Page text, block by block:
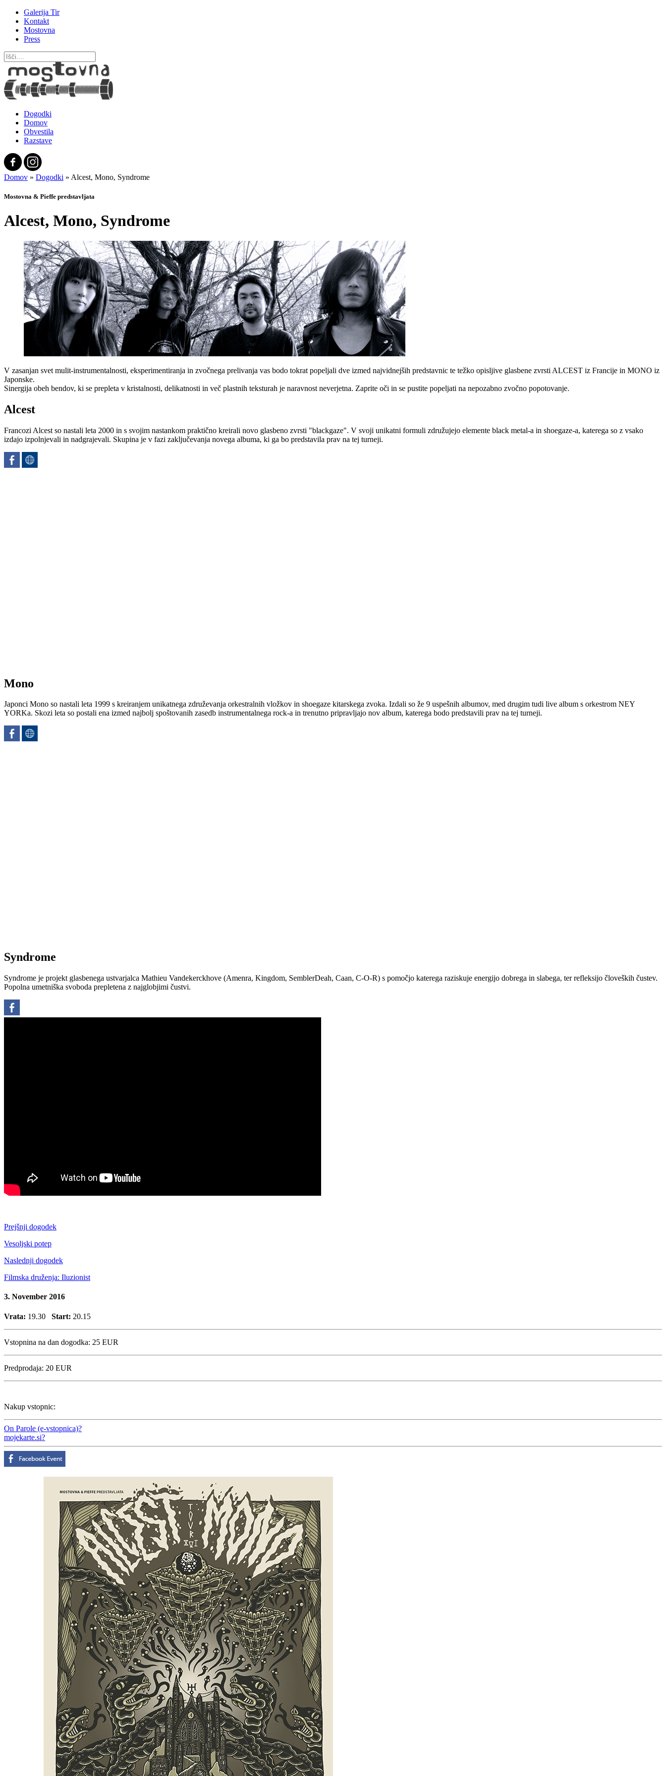
Galerija Tir
Kontakt
Mostovna
Press
Dogodki
Domov
Obvestila
Razstave
Domov » Dogodki » Alcest, Mono, Syndrome
Mostovna & Pieffe predstavljata
Alcest, Mono, Syndrome
V zasanjan svet mulit-instrumentalnosti, eksperimentiranja in zvočnega prelivanja vas bodo tokrat popeljali dve izmed najvidnejših predstavnic te težko opisljive glasbene zvrsti ALCEST iz Francije in MONO iz
Japonske.
Sinergija obeh bendov, ki se prepleta v kristalnosti, delikatnosti in več plastnih teksturah je naravnost neverjetna. Zaprite oči in se pustite popeljati na nepozabno zvočno popotovanje.
Alcest
Francozi Alcest so nastali leta 2000 in s svojim nastankom praktično kreirali novo glasbeno zvrsti "blackgaze". V svoji unikatni formuli združujejo elemente black metal-a in shoegaze-a, katerega so z vsako
izdajo izpolnjevali in nadgrajevali. Skupina je v fazi zaključevanja novega albuma, ki ga bo predstavila prav na tej turneji.
Mono
Japonci Mono so nastali leta 1999 s kreiranjem unikatnega združevanja orkestralnih vložkov in shoegaze kitarskega zvoka. Izdali so že 9 uspešnih albumov, med drugim tudi live album s orkestrom NEY
YORKa. Skozi leta so postali ena izmed najbolj spoštovanih zasedb instrumentalnega rock-a in trenutno pripravljajo nov album, katerega bodo predstavili prav na tej turneji.
Syndrome
Syndrome je projekt glasbenega ustvarjalca Mathieu Vandekerckhove (Amenra, Kingdom, SemblerDeah, Caan, C-O-R) s pomočjo katerega raziskuje energijo dobrega in slabega, ter refleksijo človeških čustev.
Popolna umetniška svoboda prepletena z najglobjimi čustvi.
Prejšnji dogodek
Vesoljski potep
Naslednji dogodek
Filmska druženja: Iluzionist
3. November 2016
Vrata: 19.30 Start: 20.15
Vstopnina na dan dogodka: 25 EUR
Predprodaja: 20 EUR
Nakup vstopnic:
On Parole (e-vstopnica)?
mojekarte.si?